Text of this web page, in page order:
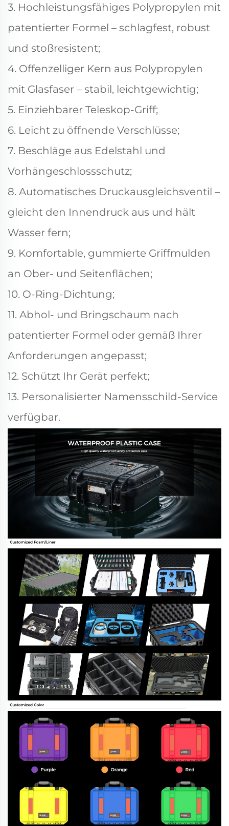
3. Hochleistungsfähiges Polypropylen mit
patentierter Formel – schlagfest, robust
und stoßresistent;
4. Offenzelliger Kern aus Polypropylen
mit Glasfaser – stabil, leichtgewichtig;
5. Einziehbarer Teleskop-Griff;
6. Leicht zu öffnende Verschlüsse;
7. Beschläge aus Edelstahl und
Vorhängeschlossschutz;
8. Automatisches Druckausgleichsventil –
gleicht den Innendruck aus und hält
Wasser fern;
9. Komfortable, gummierte Griffmulden
an Ober- und Seitenflächen;
10. O-Ring-Dichtung;
11. Abhol- und Bringschaum nach
patentierter Formel oder gemäß Ihrer
Anforderungen angepasst;
12. Schützt Ihr Gerät perfekt;
13. Personalisierter Namensschild-Service
verfügbar.